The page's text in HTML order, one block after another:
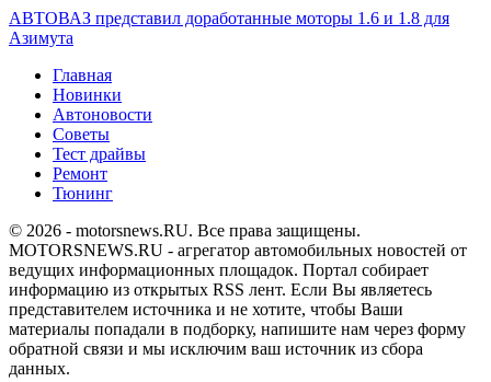
АВТОВАЗ представил доработанные моторы 1.6 и 1.8 для
Азимута
Главная
Новинки
Автоновости
Советы
Тест драйвы
Ремонт
Тюнинг
© 2026 - motorsnews.RU. Все права защищены.
MOTORSNEWS.RU - агрегатор автомобильных новостей от
ведущих информационных площадок. Портал собирает
информацию из открытых RSS лент. Если Вы являетесь
представителем источника и не хотите, чтобы Ваши
материалы попадали в подборку, напишите нам через форму
обратной связи и мы исключим ваш источник из сбора
данных.